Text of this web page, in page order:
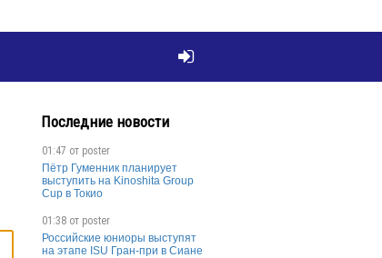

Последние новости
01:47 от poster
Пётр Гуменник планирует
выступить на Kinoshita Group
Cup в Токио
01:38 от poster
Российские юниоры выступят
на этапе ISU Гран-при в Сиане